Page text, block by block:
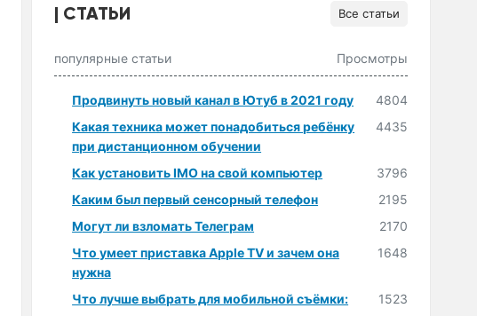
СТАТЬИ Все статьи
популярные статьи Просмотры
Продвинуть новый канал в Ютуб в 2021 году
4804
Какая техника может понадобиться ребёнку
при дистанционном обучении
4435
Как установить IMO на свой компьютер
3796
Каким был первый сенсорный телефон
2195
Могут ли взломать Телеграм
2170
Что умеет приставка Apple TV и зачем она
нужна
1648
Что лучше выбрать для мобильной съёмки:
1523